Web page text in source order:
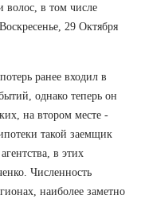
волос, в том числе
29 Октября
ранее входил в
однако теперь он
на втором месте -
такой заемщик
в этих
Численность
наиболее заметно